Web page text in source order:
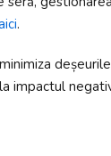
.
impactul